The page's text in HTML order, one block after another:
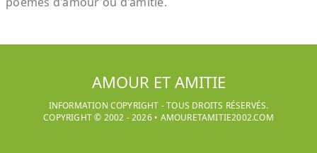
AMOUR ET AMITIE
INFORMATION COPYRIGHT - TOUS DROITS RÉSERVÉS.
COPYRIGHT © 2002 -2026• AMOURETAMITIE2002.COM